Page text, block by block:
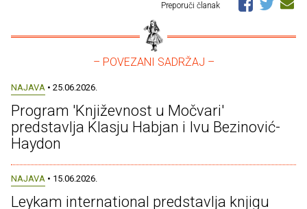
Preporuči članak
– POVEZANI SADRŽAJ –
NAJAVA • 25.06.2026.
Program 'Književnost u Močvari'
predstavlja Klasju Habjan i Ivu Bezinović-
Haydon
NAJAVA • 15.06.2026.
Leykam international predstavlja knjigu